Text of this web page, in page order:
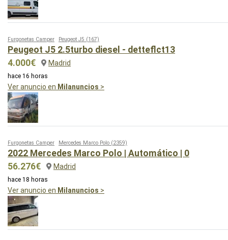
Furgonetas Camper Peugeot J5 (167)
Peugeot J5 2.5turbo diesel - detteflct13
4.000€
Madrid
hace 16 horas
Ver anuncio en Milanuncios >
Furgonetas Camper Mercedes Marco Polo (2359)
2022 Mercedes Marco Polo | Automático | 0
56.276€
Madrid
hace 18 horas
Ver anuncio en Milanuncios >